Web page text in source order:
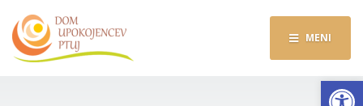
MENI